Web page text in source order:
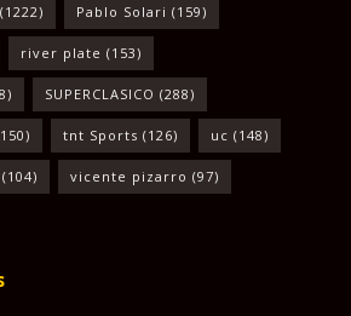
(1222) Pablo Solari (159)
river plate (153)
SUPERCLASICO (288)
tnt Sports (126) uc (148)
(104) vicente pizarro (97)